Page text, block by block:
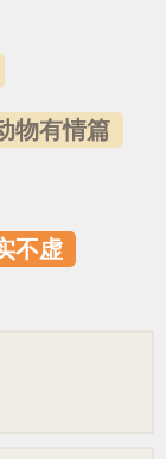
物有情篇
不虚